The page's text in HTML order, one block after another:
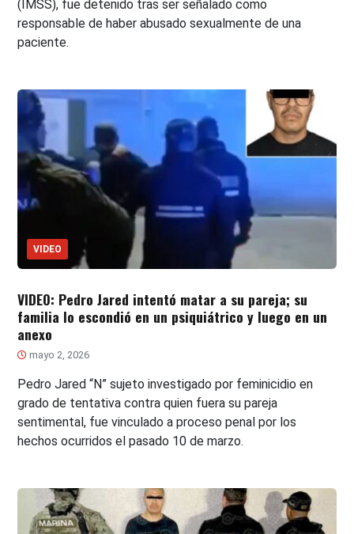
(IMSS), fue detenido tras ser señalado como
responsable de haber abusado sexualmente de una
paciente.
VIDEO
VIDEO: Pedro Jared intentó matar a su pareja; su
familia lo escondió en un psiquiátrico y luego en un
anexo
mayo 2, 2026
Pedro Jared “N” sujeto investigado por feminicidio en
grado de tentativa contra quien fuera su pareja
sentimental, fue vinculado a proceso penal por los
hechos ocurridos el pasado 10 de marzo.